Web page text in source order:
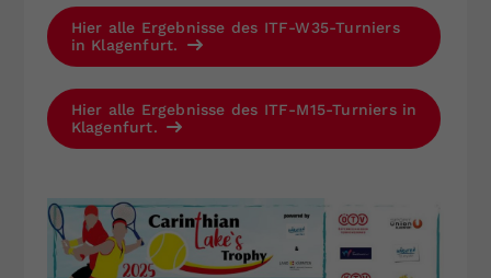
Hier alle Ergebnisse des ITF-W35-Turniers
in Klagenfurt.
Hier alle Ergebnisse des ITF-M15-Turniers in
Klagenfurt.